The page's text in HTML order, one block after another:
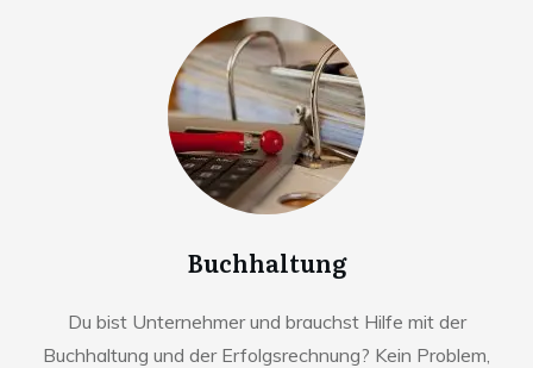
Buchhaltung
Du bist Unternehmer und brauchst Hilfe mit der
Buchhaltung und der Erfolgsrechnung? Kein Problem,